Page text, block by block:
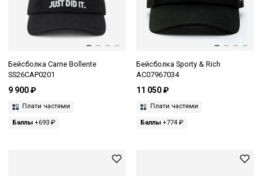
Бейсболка Carne Bollente
SS26CAP0201
9 900 ₽
Плати частями
Баллы +693 ₽
Бейсболка Sporty & Rich
AC07967034
11 050 ₽
Плати частями
Баллы+774 ₽